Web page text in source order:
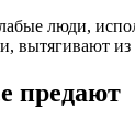
люди,
вытягивают
предают